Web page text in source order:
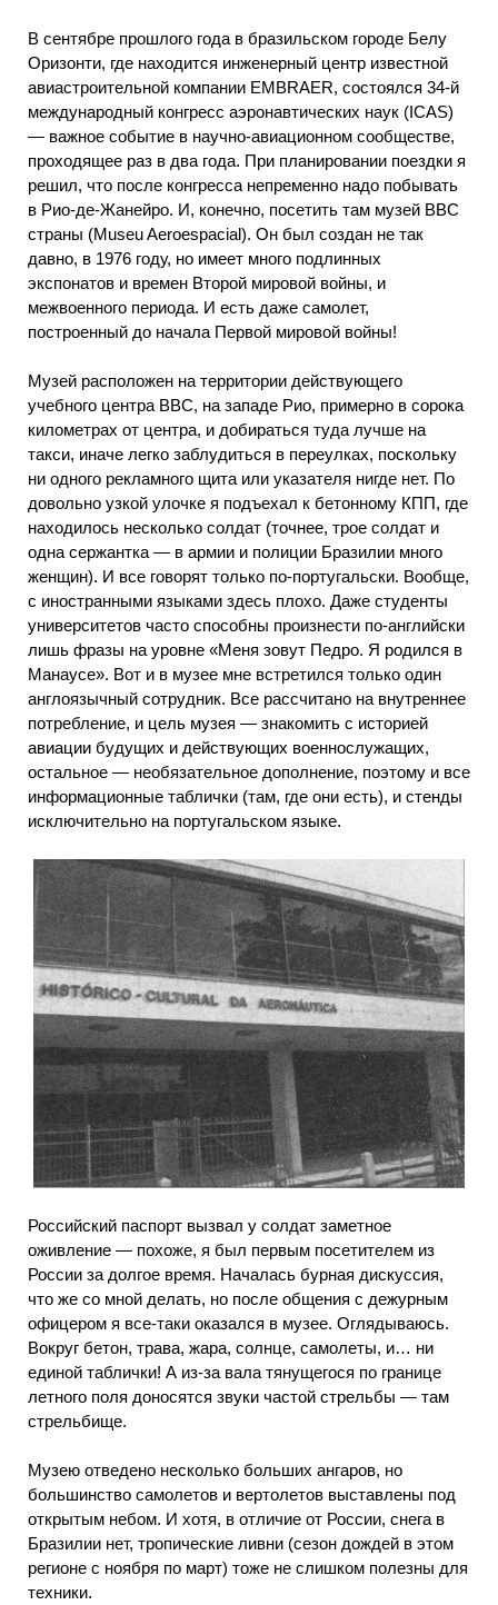
В сентябре прошлого года в бразильском городе Белу
Оризонти, где находится инженерный центр известной
авиастроительной компании EMBRAER, состоялся 34-й
международный конгресс аэронавтических наук (ICAS)
— важное событие в научно-авиационном сообществе,
проходящее раз в два года. При планировании поездки я
решил, что после конгресса непременно надо побывать
в Рио-де-Жанейро. И, конечно, посетить там музей ВВС
страны (Museu Aeroespacial). Он был создан не так
давно, в 1976 году, но имеет много подлинных
экспонатов и времен Второй мировой войны, и
межвоенного периода. И есть даже самолет,
построенный до начала Первой мировой войны!
Музей расположен на территории действующего
учебного центра ВВС, на западе Рио, примерно в сорока
километрах от центра, и добираться туда лучше на
такси, иначе легко заблудиться в переулках, поскольку
ни одного рекламного щита или указателя нигде нет. По
довольно узкой улочке я подъехал к бетонному КПП, где
находилось несколько солдат (точнее, трое солдат и
одна сержантка — в армии и полиции Бразилии много
женщин). И все говорят только по-португальски. Вообще,
с иностранными языками здесь плохо. Даже студенты
университетов часто способны произнести по-английски
лишь фразы на уровне «Меня зовут Педро. Я родился в
Манаусе». Вот и в музее мне встретился только один
англоязычный сотрудник. Все рассчитано на внутреннее
потребление, и цель музея — знакомить с историей
авиации будущих и действующих военнослужащих,
остальное — необязательное дополнение, поэтому и все
информационные таблички (там, где они есть), и стенды
исключительно на португальском языке.
Российский паспорт вызвал у солдат заметное
оживление — похоже, я был первым посетителем из
России за долгое время. Началась бурная дискуссия,
что же со мной делать, но после общения с дежурным
офицером я все-таки оказался в музее. Оглядываюсь.
Вокруг бетон, трава, жара, солнце, самолеты, и… ни
единой таблички! А из-за вала тянущегося по границе
летного поля доносятся звуки частой стрельбы — там
стрельбище.
Музею отведено несколько больших ангаров, но
большинство самолетов и вертолетов выставлены под
открытым небом. И хотя, в отличие от России, снега в
Бразилии нет, тропические ливни (сезон дождей в этом
регионе с ноября по март) тоже не слишком полезны для
техники.